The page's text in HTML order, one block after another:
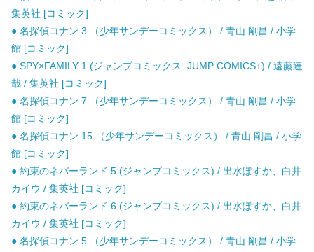
集英社 [コミック]
● 名探偵コナン 3 （少年サンデーコミックス） / 青山 剛昌 / 小学
館 [コミック]
● SPY×FAMILY 1 (ジャンプコミックス. JUMP COMICS+) / 遠藤達
哉 / 集英社 [コミック]
● 名探偵コナン 7 （少年サンデーコミックス） / 青山 剛昌 / 小学
館 [コミック]
● 名探偵コナン 15 （少年サンデーコミックス） / 青山 剛昌 / 小学
館 [コミック]
● 約束のネバーランド 5 (ジャンプコミックス) / 出水ぽすか、白井
カイウ / 集英社 [コミック]
● 約束のネバーランド 6 (ジャンプコミックス) / 出水ぽすか、白井
カイウ / 集英社 [コミック]
● 名探偵コナン 5 （少年サンデーコミックス） / 青山 剛昌 / 小学